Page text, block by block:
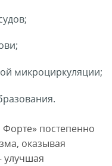
микроциркуляции;
постепенно
оказывая
улучшая